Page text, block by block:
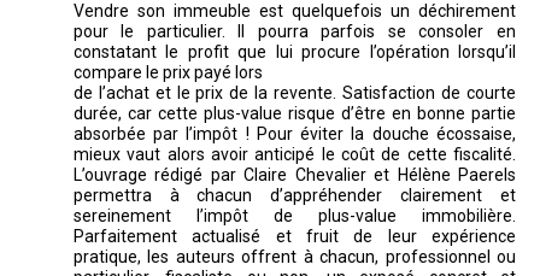
Vendre son immeuble est quelquefois un déchirement
pour le particulier. Il pourra parfois se consoler en
constatant le profit que lui procure l’opération lorsqu’il
compare le prix payé lors
de l’achat et le prix de la revente. Satisfaction de courte
durée, car cette plus-value risque d’être en bonne partie
absorbée par l’impôt ! Pour éviter la douche écossaise,
mieux vaut alors avoir anticipé le coût de cette fiscalité.
L’ouvrage rédigé par Claire Chevalier et Hélène Paerels
permettra à chacun d’appréhender clairement et
sereinement l’impôt de plus-value immobilière.
Parfaitement actualisé et fruit de leur expérience
pratique, les auteurs offrent à chacun, professionnel ou